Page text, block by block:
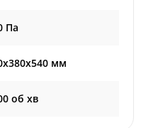
Па
мм
об хв